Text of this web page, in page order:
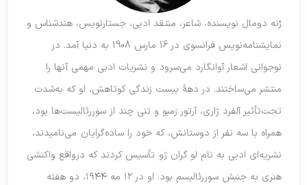
رُنه دومال نویسنده، شاعر، منتقد ادبی، جستارنویس، هند‌شناس و
نمایشنامه‌نویس فرانسوی در 16 مارس 1908 به دنیا آمد. در
نوجوانی اشعار آوانگارد می‌سرود و نشریات ادبی مهمی آنها را
منتشر می‌ساختند. در دهۀ بیست زندگی‌ کوتاهش، او که به‌‌شدت
تحت‌تأثیر آلفرد ژاری، آرتور رَمبو و تنی چند از سوررئالیست‌ها بود،
همراه با سه نفر از دوستانش، که خود را ساده‌گرایان می‌نامیدند،
نشریه‌ای ادبی به نام لو گران ژو تأسیس کردند که درواقع واکنشی
هنری به جنبش سوررئالیسم بود. او در ۱۲ مه ۱۹۴۴، دو هفته